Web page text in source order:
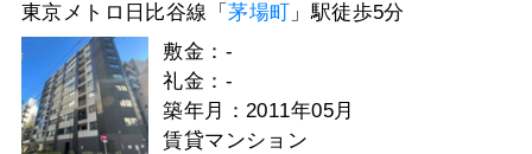
東京メトロ日比谷線「茅場町 」駅徒歩5分
敷金：-
礼金：-
築年月：2011年05月
賃貸マンション